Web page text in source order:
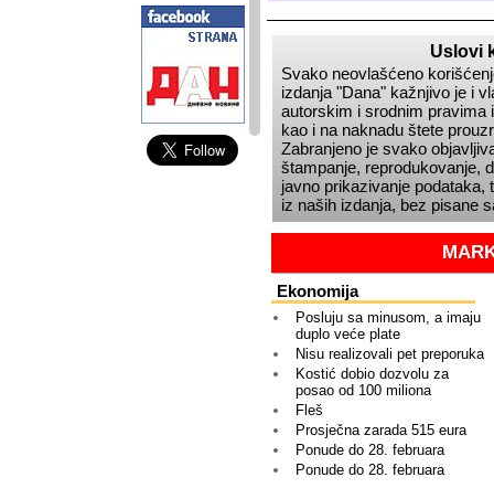
Uslovi
Svako neovlašćeno
izdanja Dana kažnjivo je i
autorskim i srodnim pravima
kao i na naknadu štete
Zabranjeno je svako
štampanje, reprodukovanje,
javno prikazivanje podataka,
iz naših izdanja, bez pisane
Ekonomija
Posluju sa minusom, a imaju
duplo veće plate
Nisu realizovali pet preporuka
Kostić dobio dozvolu za
posao od 100 miliona
Fleš
Prosječna zarada 515 eura
Ponude do 28. februara
Ponude do 28. februara